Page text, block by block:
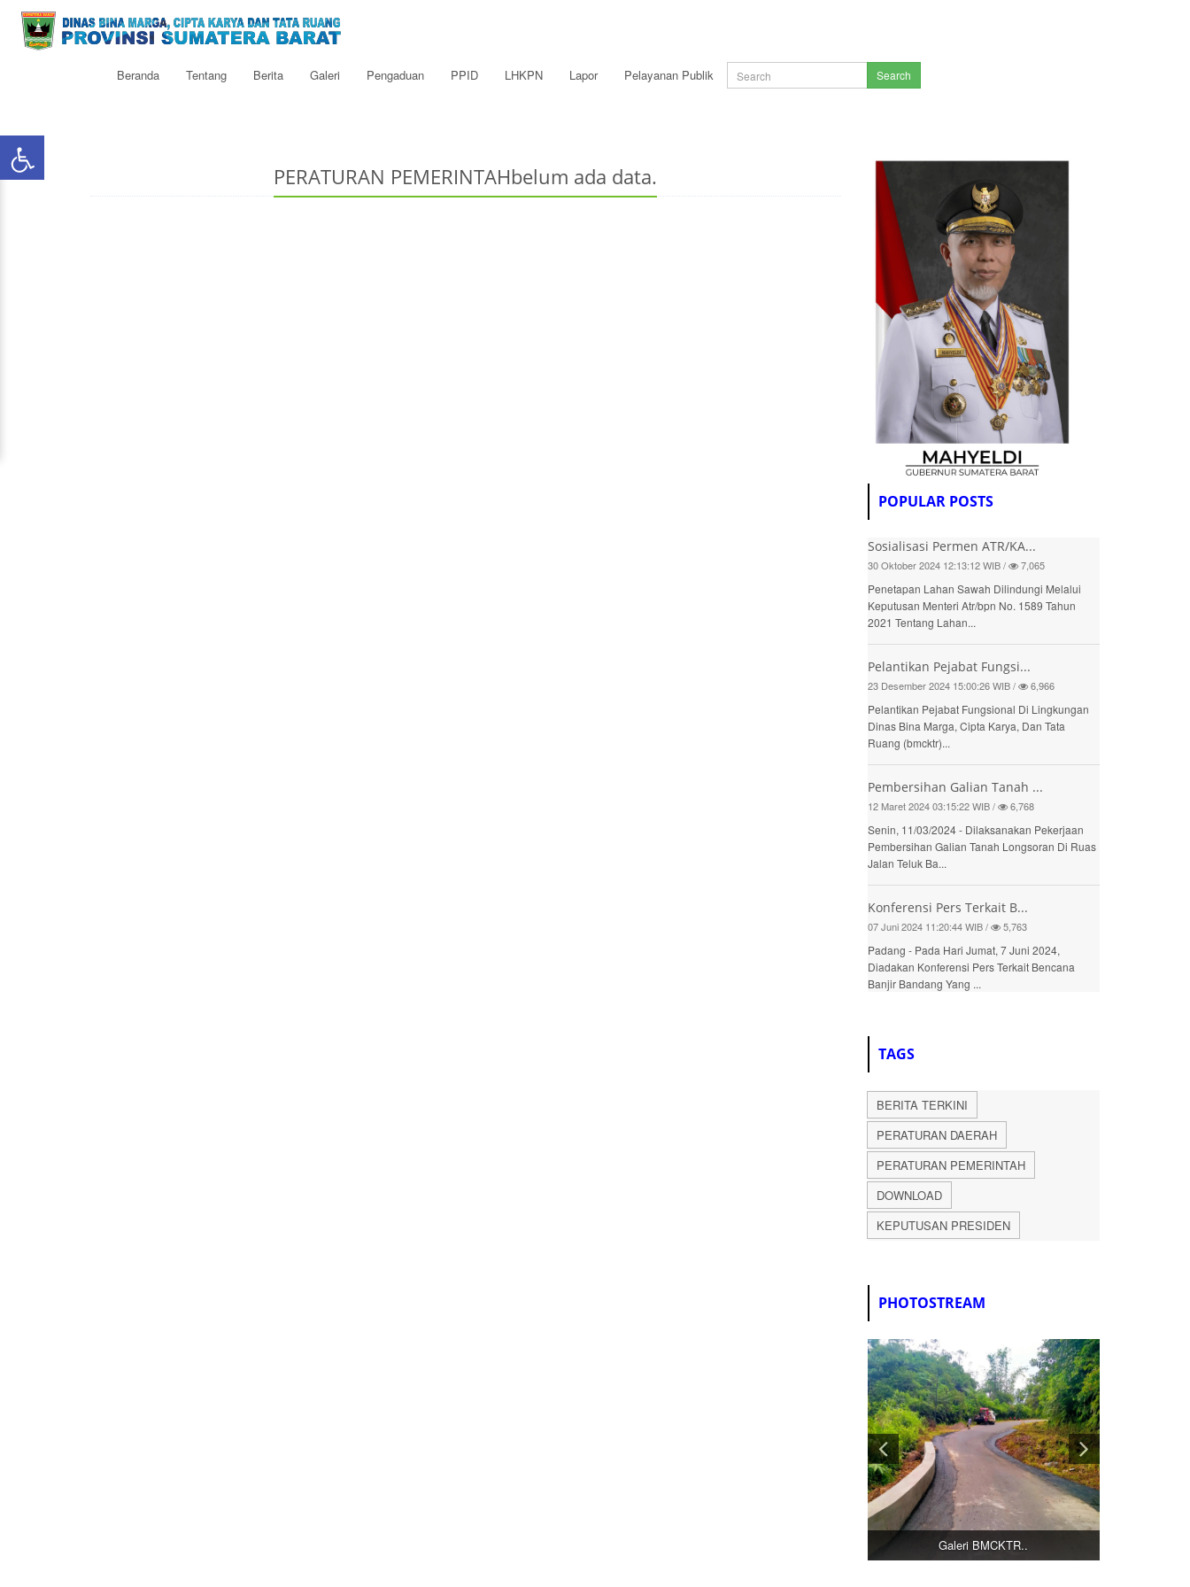
Beranda Tentang Berita Galeri Pengaduan PPID LHKPN Lapor Pelayanan Publik Search
PERATURAN PEMERINTAHbelum ada data.
POPULAR POSTS
Sosialisasi Permen ATR/KA...
30 Oktober 2024 12:13:12 WIB / 7,065
Penetapan Lahan Sawah Dilindungi Melalui
Keputusan Menteri Atr/bpn No. 1589 Tahun
2021 Tentang Lahan...
Pelantikan Pejabat Fungsi...
23 Desember 2024 15:00:26 WIB / 6,966
Pelantikan Pejabat Fungsional Di Lingkungan
Dinas Bina Marga, Cipta Karya, Dan Tata
Ruang (bmcktr)...
Pembersihan Galian Tanah ...
12 Maret 2024 03:15:22 WIB / 6,768
Senin, 11/03/2024 - Dilaksanakan Pekerjaan
Pembersihan Galian Tanah Longsoran Di Ruas
Jalan Teluk Ba...
Konferensi Pers Terkait B...
07 Juni 2024 11:20:44 WIB / 5,763
Padang - Pada Hari Jumat, 7 Juni 2024,
Diadakan Konferensi Pers Terkait Bencana
Banjir Bandang Yang ...
TAGS
BERITA TERKINI
PERATURAN DAERAH
PERATURAN PEMERINTAH
DOWNLOAD
KEPUTUSAN PRESIDEN
PHOTOSTREAM
Galeri BMCKTR..